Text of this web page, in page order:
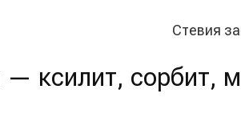
ксилит, сорбит,